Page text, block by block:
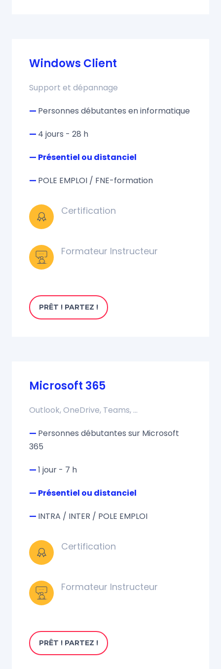
Windows Client
Support et dépannage
— Personnes débutantes en informatique
— 4 jours - 28 h
— Présentiel ou distanciel
— POLE EMPLOI / FNE-formation
Certification
Formateur Instructeur
PRÊT ! PARTEZ !
Microsoft 365
Outlook, OneDrive, Teams, ...
— Personnes débutantes sur Microsoft
365
—1 jour - 7 h
— Présentiel ou distanciel
— INTRA / INTER / POLE EMPLOI
Certification
Formateur Instructeur
PRÊT ! PARTEZ !